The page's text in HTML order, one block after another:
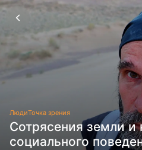
ЛюдиТочка зрения
Сотрясения земли и
социального